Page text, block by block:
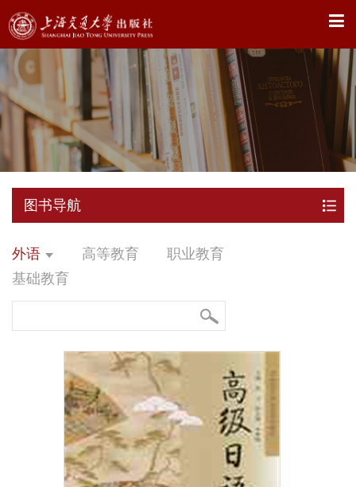
X
图书导航
外语 高等教育
职业教育
基础教育